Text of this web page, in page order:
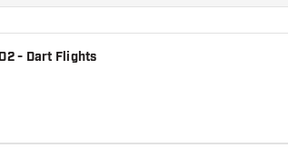
- Dart Flights